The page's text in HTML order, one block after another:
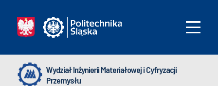
Wydział Inżynierii Materiałowej i Cyfryzacji
Przemysłu